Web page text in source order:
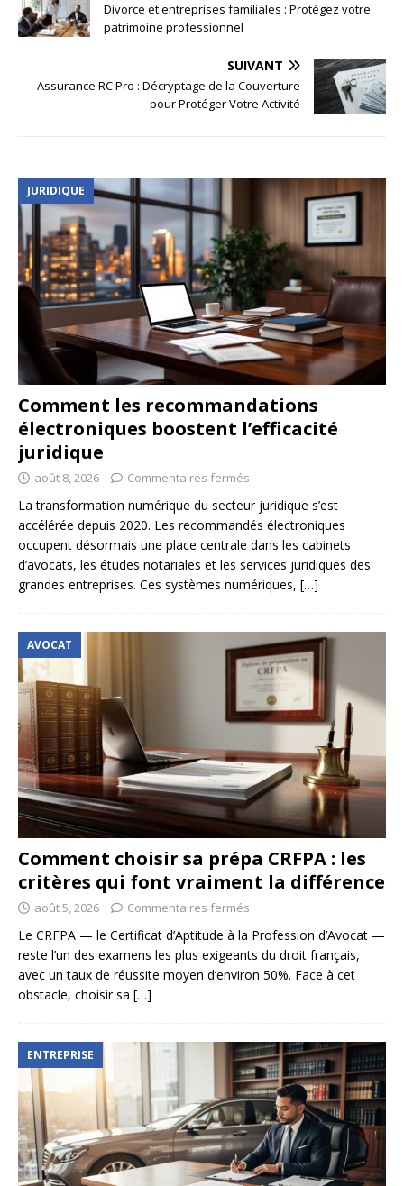
Divorce et entreprises familiales : Protégez votre
patrimoine professionnel
SUIVANT
Assurance RC Pro : Décryptage de la Couverture
pour Protéger Votre Activité
JURIDIQUE
Comment les recommandations
électroniques boostent l’efficacité
juridique
août 8, 2026 Commentaires fermés
La transformation numérique du secteur juridique s’est
accélérée depuis 2020. Les recommandés électroniques
occupent désormais une place centrale dans les cabinets
d’avocats, les études notariales et les services juridiques des
grandes entreprises. Ces systèmes numériques, […]
AVOCAT
Comment choisir sa prépa CRFPA : les
critères qui font vraiment la différence
août 5, 2026 Commentaires fermés
Le CRFPA — le Certificat d’Aptitude à la Profession d’Avocat —
reste l’un des examens les plus exigeants du droit français,
avec un taux de réussite moyen d’environ 50%. Face à cet
obstacle, choisir sa […]
ENTREPRISE